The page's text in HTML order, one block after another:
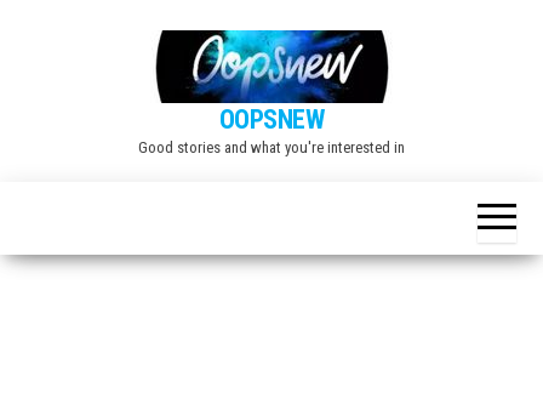
OOPSNEW
Good stories and what you're interested in